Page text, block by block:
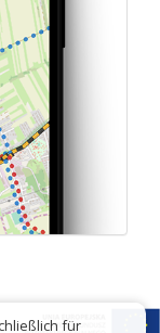
für